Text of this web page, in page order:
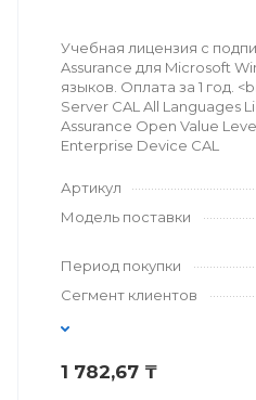
Учебная лицензия с
Assurance для Microsoft
языков. Оплата за 1 год.
Server CAL All Languages
Assurance Open Value
Enterprise Device CAL
Артикул
Модель поставки
Период покупки
Сегмент клиентов
1 782,67 ₸